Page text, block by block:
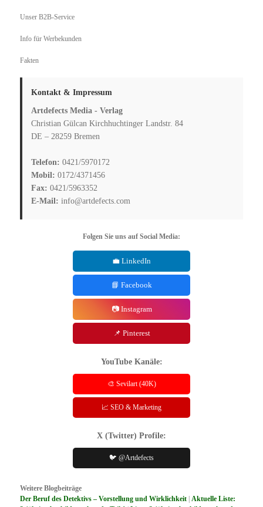
Unser B2B-Service
Info für Werbekunden
Fakten
Kontakt & Impressum
Artdefects Media - Verlag
Christian Gülcan Kirchhuchtinger Landstr. 84
DE – 28259 Bremen
Telefon: 0421/5970172
Mobil: 0172/4371456
Fax: 0421/5963352
E-Mail: info@artdefects.com
Folgen Sie uns auf Social Media:
💼 LinkedIn
📘 Facebook
📷 Instagram
📌 Pinterest
YouTube Kanäle:
🎨 Sevilart (40K)
📈 SEO & Marketing
X (Twitter) Profile:
🐦 @Artdefects
Weitere Blogbeiträge
Der Beruf des Detektivs – Vorstellung und Wirklichkeit |Aktuelle Liste: